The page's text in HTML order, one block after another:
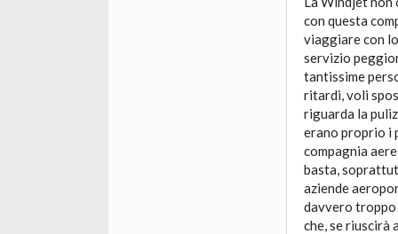
con questa
viaggiare con
servizio
tantissime
ritardi, voli
riguarda la
erano proprio i
compagnia
basta,
aziende
davvero troppo
che, se riuscirà